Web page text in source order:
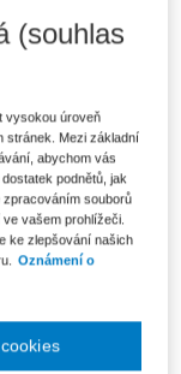
z technických
Budou vám
do košíku
jsou včetně DPH
(souhlas
vysokou úroveň
stránek. Mezi základní
abychom vás
podnětů, jak
zpracováním souborů
vašem prohlížeči.
ke zlepšování našich
Oznámení o